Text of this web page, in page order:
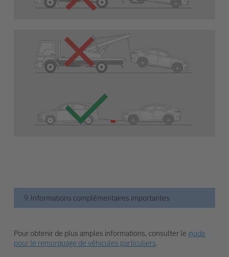
9. Informations complémentaires importantes
Pour obtenir de plus amples informations, consulter le guide
pour le remorquage de véhicules particuliers.